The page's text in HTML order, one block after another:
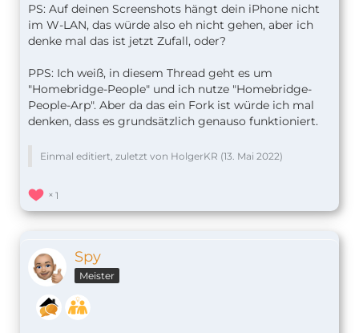
PS: Auf deinen Screenshots hängt dein iPhone nicht
im W-LAN, das würde also eh nicht gehen, aber ich
denke mal das ist jetzt Zufall, oder?
PPS: Ich weiß, in diesem Thread geht es um
"Homebridge-People" und ich nutze "Homebridge-
People-Arp". Aber da das ein Fork ist würde ich mal
denken, dass es grundsätzlich genauso funktioniert.
Einmal editiert, zuletzt von HolgerKR (13. Mai 2022)
1
Spy
Meister